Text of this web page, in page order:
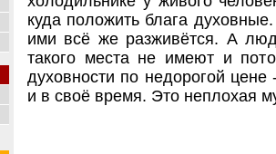
куда положить блага
ими всё же разживётся. А
такого места не имеют и
духовности по недорогой
и в своё время. Это неплохая